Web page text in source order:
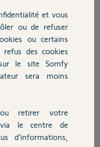
et vous
ou de refuser
ou certains
refus des cookies
le site Somfy
sera moins
retirer votre
le centre de
d’informations,